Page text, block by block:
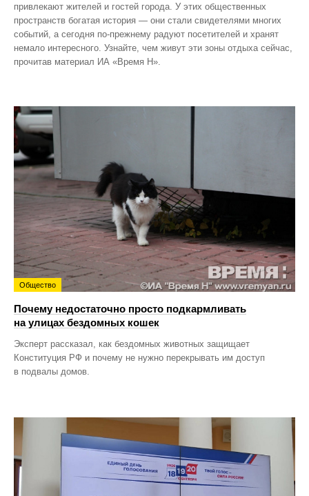
привлекают жителей и гостей города. У этих общественных
пространств богатая история — они стали свидетелями многих
событий, а сегодня по‑прежнему радуют посетителей и хранят
немало интересного. Узнайте, чем живут эти зоны отдыха сейчас,
прочитав материал ИА «Время Н».
Общество
Почему недостаточно просто подкармливать
на улицах бездомных кошек
Эксперт рассказал, как бездомных животных защищает
Конституция РФ и почему не нужно перекрывать им доступ
в подвалы домов.